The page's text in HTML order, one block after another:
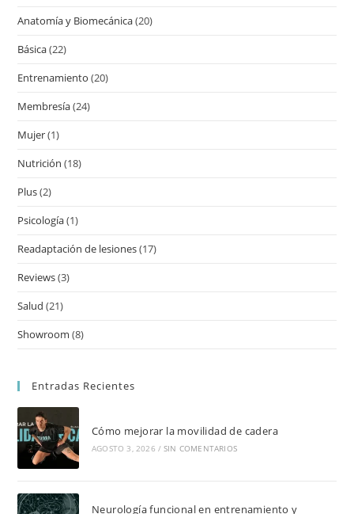
Anatomía y Biomecánica(20)
Básica(22)
Entrenamiento (20)
Membresía(24)
Mujer(1)
Nutrición (18)
Plus(2)
Psicología(1)
Readaptación de lesiones(17)
Reviews(3)
Salud (21)
Showroom (8)
Entradas Recientes
Cómo mejorar la movilidad de cadera
AGOSTO 3, 2026 / SIN COMENTARIOS
Neurología funcional en entrenamiento y